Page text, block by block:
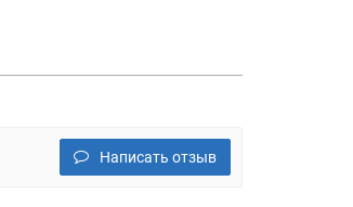
Написать отзыв